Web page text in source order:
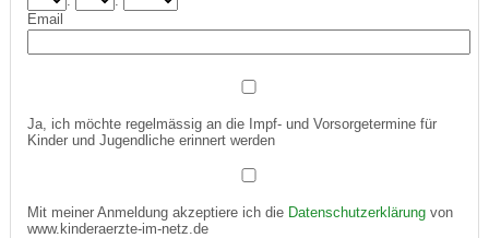
Email
Ja, ich möchte regelmässig an die Impf- und Vorsorgetermine für
Kinder und Jugendliche erinnert werden
Mit meiner Anmeldung akzeptiere ich die Datenschutzerklärungvon
www.kinderaerzte-im-netz.de